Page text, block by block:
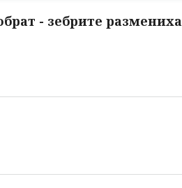
- зебрите размениха